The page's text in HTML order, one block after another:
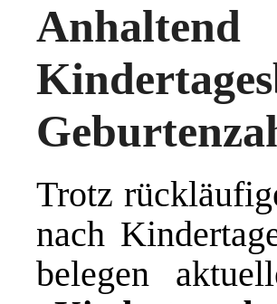
Trotz
nach
belegen